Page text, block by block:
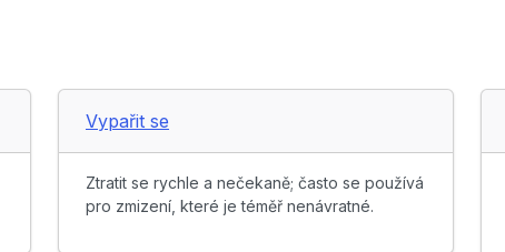
Vypařit se
Ztratit se rychle a nečekaně; často se používá
pro zmizení, které je téměř nenávratné.